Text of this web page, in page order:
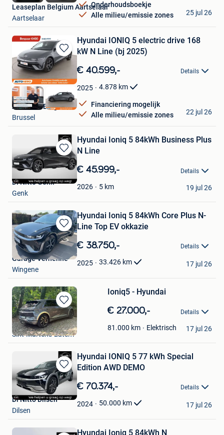
Onderhoudsboekje
Alle milieu/emissie zones
Leaseplan Belgium Aartselaar
Aartselaar
25 jul 26
Bewaren
in
Favorieten
Hyundai IONIQ 5 electric drive 168
kW N Line (bj 2025)
€ 40.599,- Details
2025 4.878 km
Financiering mogelijk
Alle milieu/emissie zones
Autohero België
Brussel
22 jul 26
Bewaren
in
Favorieten
Hyundai Ioniq 5 84kWh Business Plus
N Line
€ 45.999,- Details
2026 5 km
Di Nitto Genk
Genk
19 jul 26
Bewaren
in
Mijn
Favorieten
Hyundai Ioniq 5 84kWh Core Plus N-
Line Top EV okkazie
€ 38.750,- Details
2025 33.426 km
Garage Verhenne
Wingene
17 jul 26
Bewaren
in
Mijn
Favorieten
Ioniq5 - Hyundai
€ 27.000,- Details
81.000 km Elektrisch
Liesbeth Colaert
Sint-Martens-Latem
17 jul 26
Bewaren
in
Mijn
Favorieten
Hyundai IONIQ 5 77 kWh Special
Edition AWD DEMO
€ 70.374,- Details
2024 50.000 km
Di Nitto Dilsen
Dilsen
17 jul 26
Hyundai Ioniq 5 84kWh N